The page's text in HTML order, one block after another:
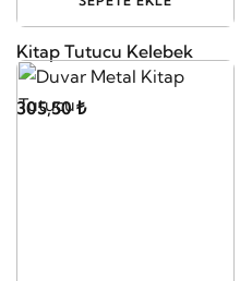
Kitap Tutucu Kelebek
305,50 ₺